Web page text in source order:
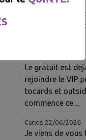
Gloire 03/07/2026
Je viens de
eux.pour 1
23/06/2026
Le gratuit est
rejoindre le VIP
tocards et
commence ce ...
Carlos 22/06/2026
Je viens de